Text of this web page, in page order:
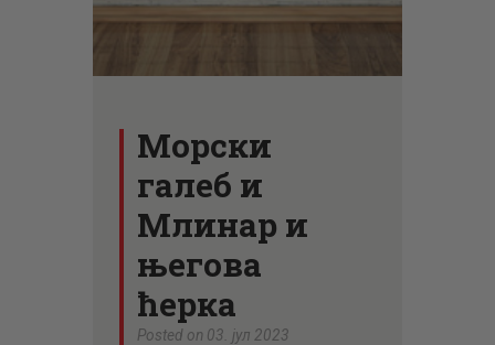
Морски
галеб и
Млинар и
његова
ћерка
Posted on 03. јул 2023